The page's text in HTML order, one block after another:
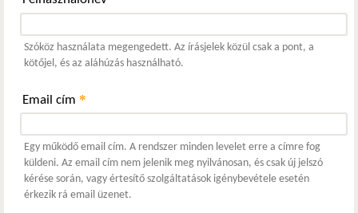
Szóköz használata megengedett. Az írásjelek közül csak a pont, a
kötőjel, és az aláhúzás használható.
Email cím *
Egy működő email cím. A rendszer minden levelet erre a címre fog
küldeni. Az email cím nem jelenik meg nyilvánosan, és csak új jelszó
kérése során, vagy értesítő szolgáltatások igénybevétele esetén
érkezik rá email üzenet.